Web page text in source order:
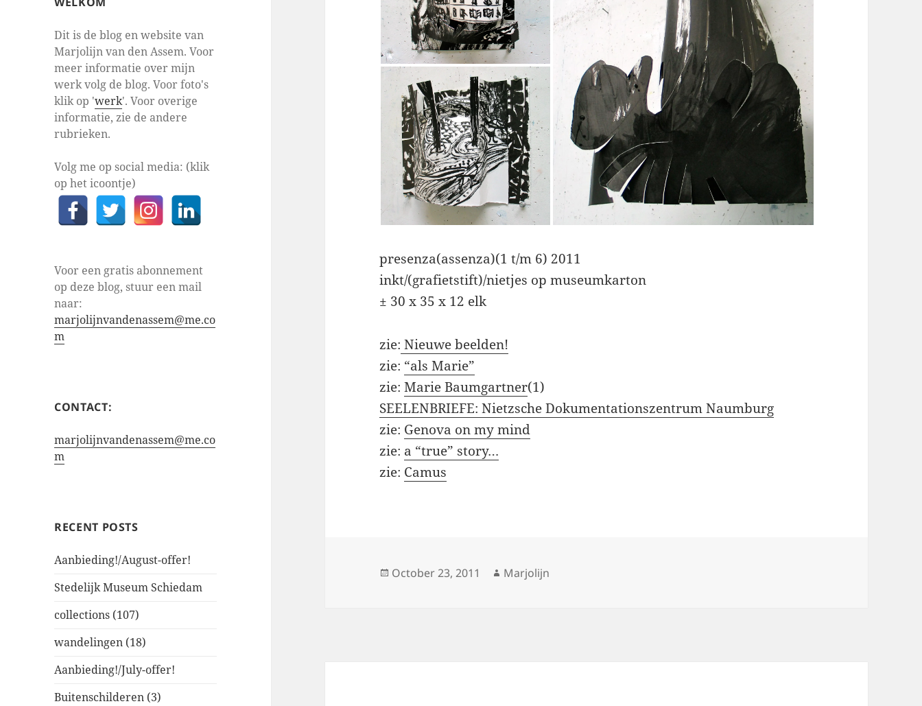
Dit is de blog en website van
Marjolijn van den Assem. Voor
meer informatie over mijn
werk volg de blog. Voor foto's
klik op 'werk'. Voor overige
informatie, zie de andere
rubrieken.
Volg me op social media: (klik
op het icoontje)
Voor een gratis abonnement
op deze blog, stuur een mail
naar:
marjolijnvandenassem@me.co
m
CONTACT:
marjolijnvandenassem@me.co
m
RECENT POSTS
Aanbieding!/August-offer!
Stedelijk Museum Schiedam
collections (107)
wandelingen (18)
Aanbieding!/July-offer!
Buitenschilderen (3)
presenza(assenza)(1 t/m 6) 2011
inkt/(grafietstift)/nietjes op museumkarton
± 30 x 35 x 12 elk
zie: Nieuwe beelden!
zie: “als Marie”
zie:Marie Baumgartner(1)
SEELENBRIEFE: Nietzsche Dokumentationszentrum Naumburg
zie: Genova on my mind
zie: a “true” story…
zie: Camus
Posted
October 23, 2011 Author
Marjolijn